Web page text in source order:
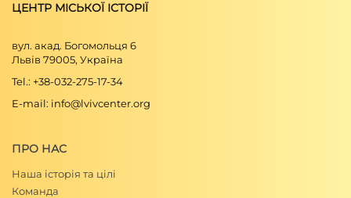
ЦЕНТР МІСЬКОЇ ІСТОРІЇ
вул. акад. Богомольця 6
Львів 79005, Україна
Tel.: +38-032-275-17-34
E-mail: info@lvivcenter.org
ПРО НАС
Наша історія та цілі
Команда